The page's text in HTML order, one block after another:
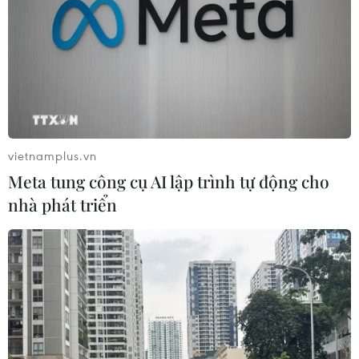
nghiệp làm trung tâm đổi mới sáng
02/08/2026 08:44
Nhà nước dẫn dắt tăng trưởng
Việt Nam từng bước làm chủ công
nghệ 6G
31/07/2026 08:04
Xem thêm
vietnamplus.vn
Meta tung công cụ AI lập trình tự động cho
nhà phát triển